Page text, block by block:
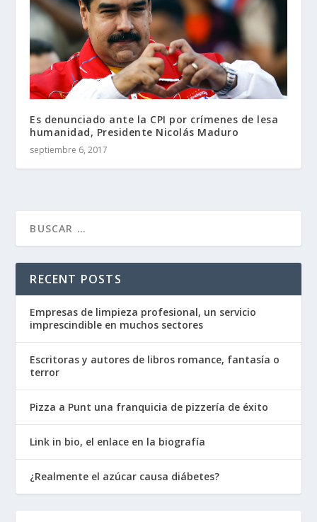
Es denunciado ante la CPI por crímenes de lesa
humanidad, Presidente Nicolás Maduro
septiembre 6, 2017
RECENT POSTS
Empresas de limpieza profesional, un servicio
imprescindible en muchos sectores
Escritoras y autores de libros romance, fantasía o
terror
Pizza a Punt una franquicia de pizzería de éxito
Link in bio, el enlace en la biografía
¿Realmente el azúcar causa diábetes?